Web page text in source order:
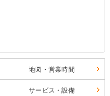
地図・営業時間
サービス・設備